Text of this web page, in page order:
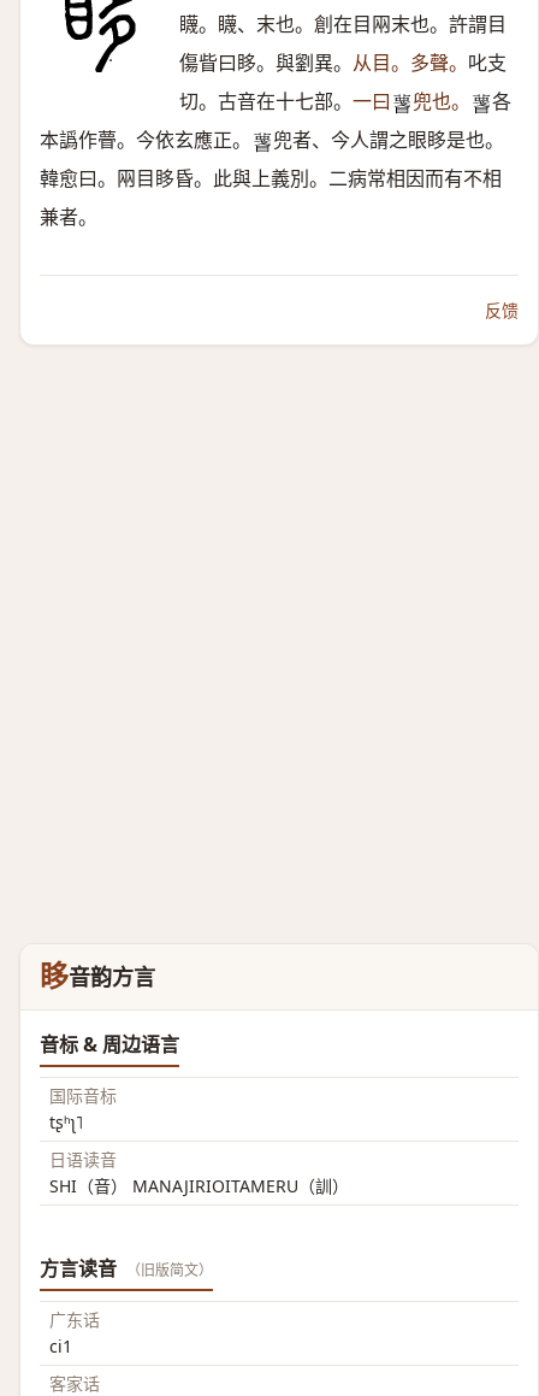
䁾。䁾、末也。創在目㒳末也。許謂目
傷眥曰眵。與劉異。 从目。多聲。 叱支
切。古音在十七部。 一曰𥋚 兜也。 𥋚 各
本譌作瞢。今依玄應正。 𥋚 兜者、今人謂之眼眵是也。
韓愈曰。㒳目眵昏。此與上義別。二病常相因而有不相
兼者。
反馈
眵音韵方言
音标 & 周边语言
国际音标
tʂʰʅ˥
日语读音
SHI（音） MANAJIRIOITAMERU（訓）
方言读音 （旧版简文）
广东话
ci1
客家话